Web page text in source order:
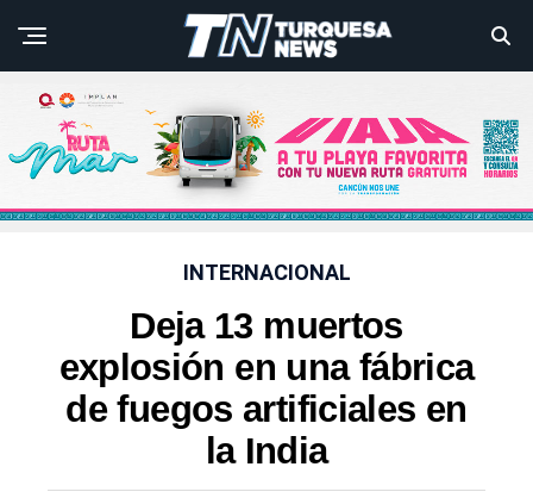
INTERNACIONAL
Deja 13 muertos
explosión en una fábrica
de fuegos artificiales en
la India